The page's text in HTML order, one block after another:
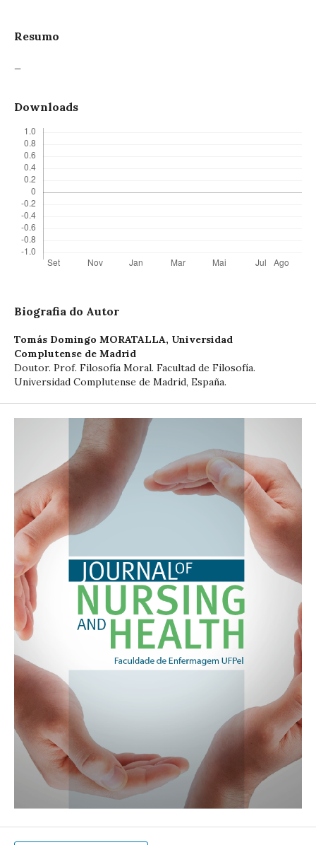
Resumo
Downloads
Biografia do Autor
Tomás Domingo MORATALLA, Universidad
Complutense de Madrid
Doutor. Prof. Filosofía Moral. Facultad de Filosofía.
Universidad Complutense de Madrid, España.